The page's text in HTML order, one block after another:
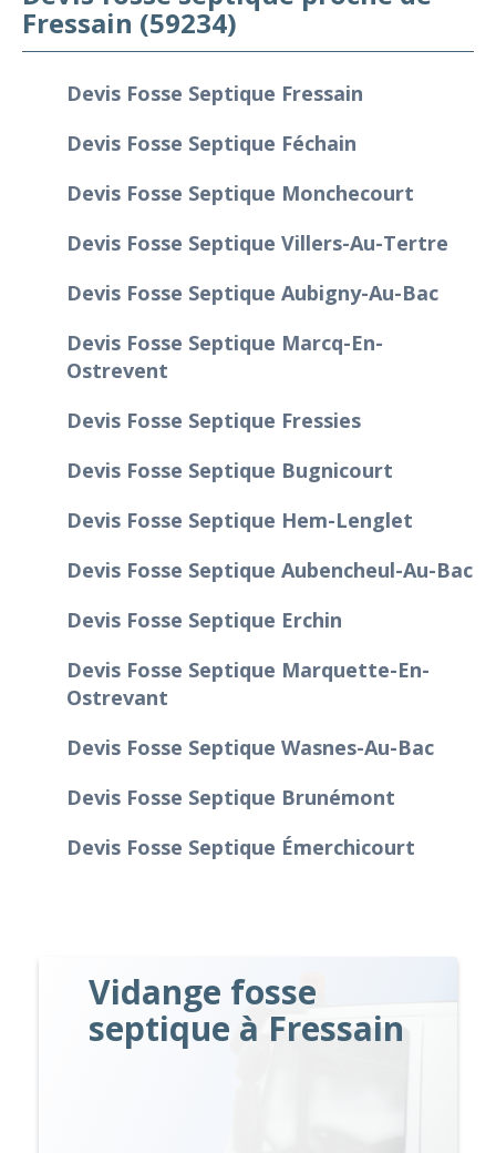
Fressain (59234)
Devis Fosse Septique Fressain
Devis Fosse Septique Féchain
Devis Fosse Septique Monchecourt
Devis Fosse Septique Villers-Au-Tertre
Devis Fosse Septique Aubigny-Au-Bac
Devis Fosse Septique Marcq-En-
Ostrevent
Devis Fosse Septique Fressies
Devis Fosse Septique Bugnicourt
Devis Fosse Septique Hem-Lenglet
Devis Fosse Septique Aubencheul-Au-Bac
Devis Fosse Septique Erchin
Devis Fosse Septique Marquette-En-
Ostrevant
Devis Fosse Septique Wasnes-Au-Bac
Devis Fosse Septique Brunémont
Devis Fosse Septique Émerchicourt
Vidange fosse
septique à Fressain